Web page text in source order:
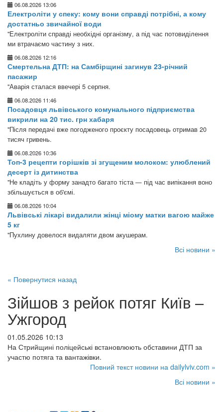
06.08.2026 13:06
Електроліти у спеку: кому вони справді потрібні, а кому
достатньо звичайної води
"Електроліти справді необхідні організму, а під час потовиділення
ми втрачаємо частину з них.
06.08.2026 12:16
Смертельна ДТП: на Самбірщині загинув 23-річний
пасажир
"Аварія сталася ввечері 5 серпня.
06.08.2026 11:46
Посадовця львівського комунального підприємства
викрили на 20 тис. грн хабаря
"Після передачі вже погодженого проєкту посадовець отримав 20
тисяч гривень.
06.08.2026 10:36
Топ-3 рецепти горішків зі згущеним молоком: улюблений
десерт із дитинства
"Не кладіть у форму занадто багато тіста — під час випікання воно
збільшується в об'ємі.
06.08.2026 10:04
Львівські лікарі видалили жінці міому матки вагою майже
5 кг
"Пухлину довелося видаляти двом акушерам.
Всі новини »
« Повернутися назад
Зійшов з рейок потяг Київ –
Ужгород
01.05.2026 10:13
На Стрийщині поліцейські встановлюють обставини ДТП за
участю потяга та вантажівки.
Повний текст новини на dailylviv.com »
Всі новини »